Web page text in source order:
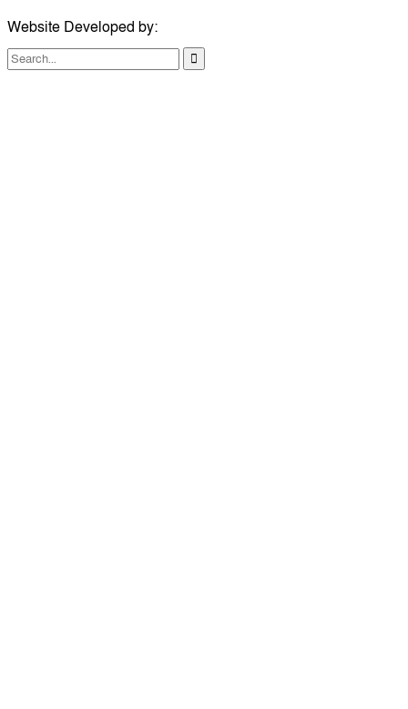
Website Developed by: